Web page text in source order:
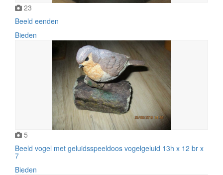
23
Beeld eenden
Bieden
5
Beeld vogel met geluidsspeeldoos vogelgeluid 13h x 12 br x
7
Bieden